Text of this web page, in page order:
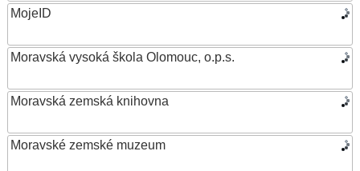
MojeID
Moravská vysoká škola Olomouc, o.p.s.
Moravská zemská knihovna
Moravské zemské muzeum